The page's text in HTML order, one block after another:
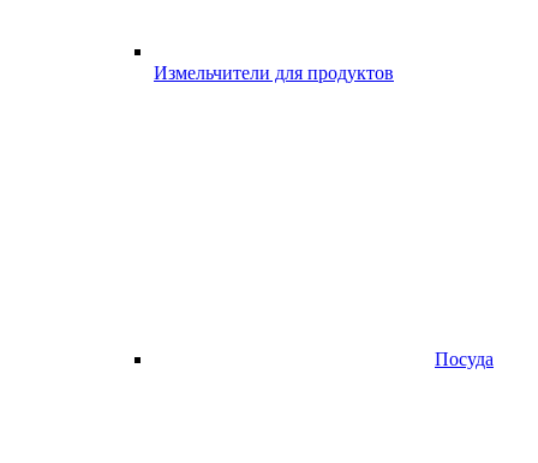
Измельчители для продуктов
Посуда